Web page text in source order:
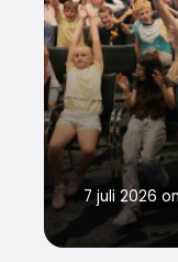
7 juli 2026